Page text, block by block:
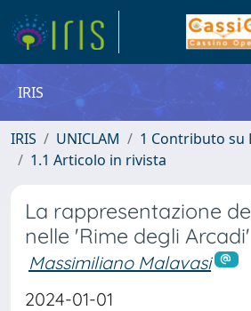
IRIS
IRIS UNICLAM
1 Contributo su
1.1 Articolo in rivista
La rappresentazione
nelle 'Rime degli Arcadi'
Massimiliano Malavasi
2024-01-01